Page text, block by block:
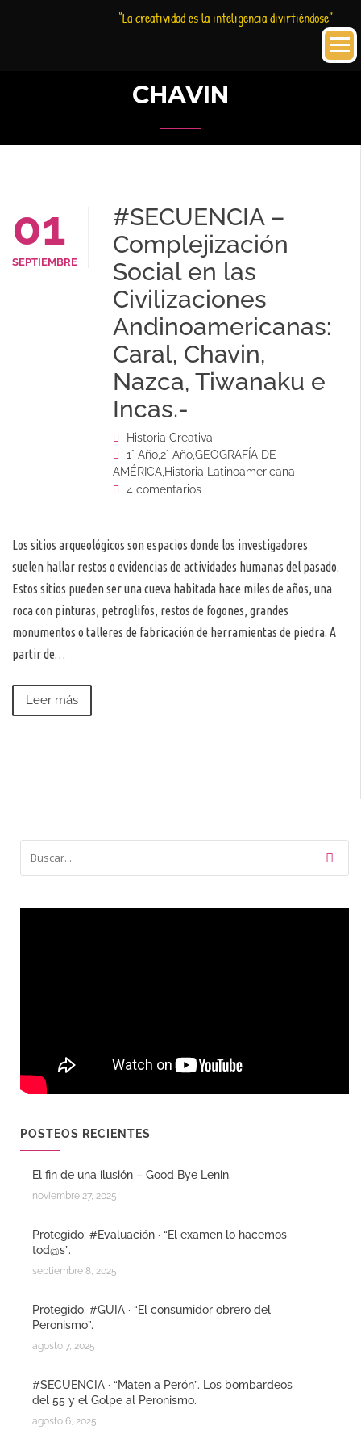
“La creatividad es la inteligencia divirtiéndose”
CHAVIN
01
SEPTIEMBRE
#SECUENCIA –
Complejización
Social en las
Civilizaciones
Andinoamericanas:
Caral, Chavin,
Nazca, Tiwanaku e
Incas.-
Historia Creativa
1° Año,2° Año,GEOGRAFÍA DE
AMÉRICA,Historia Latinoamericana
4 comentarios
Los sitios arqueológicos son espacios donde los investigadores
suelen hallar restos o evidencias de actividades humanas del pasado.
Estos sitios pueden ser una cueva habitada hace miles de años, una
roca con pinturas, petroglifos, restos de fogones, grandes
monumentos o talleres de fabricación de herramientas de piedra. A
partir de…
Leer más
POSTEOS RECIENTES
El fin de una ilusión – Good Bye Lenin.
noviembre 27, 2025
Protegido: #Evaluación · “El examen lo hacemos
tod@s”.
septiembre 8, 2025
Protegido: #GUIA · “El consumidor obrero del
Peronismo”.
agosto 7, 2025
#SECUENCIA · “Maten a Perón”. Los bombardeos
del 55 y el Golpe al Peronismo.
agosto 6, 2025